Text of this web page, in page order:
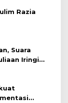
Razia
Suara
Iringi